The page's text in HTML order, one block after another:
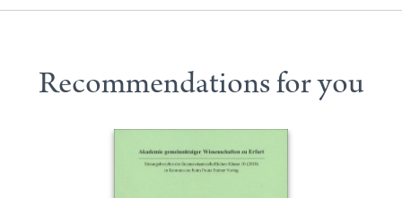
Recommendations for you